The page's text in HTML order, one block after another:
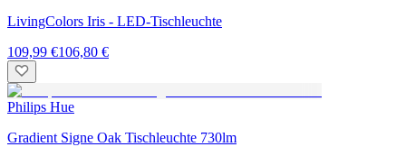
LivingColors Iris - LED-Tischleuchte
109,99 €106,80 €
Philips Hue
Gradient Signe Oak Tischleuchte 730lm